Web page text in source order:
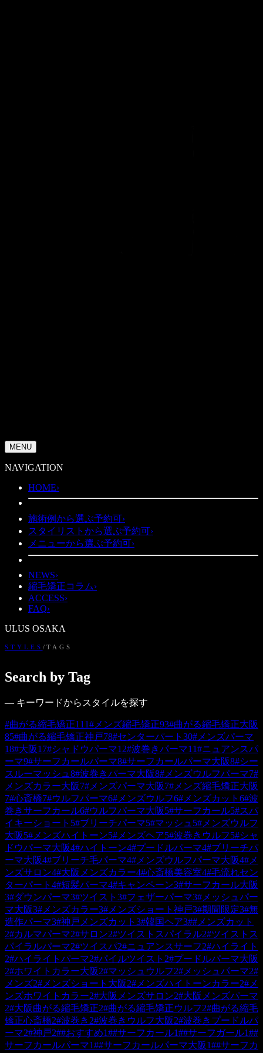
MENU
NAVIGATION
HOME›
施術例から選ぶ予約可›
スタイリストから選ぶ予約可›
メニューから選ぶ予約可›
NEWS›
縮毛矯正コラム›
ACCESS›
FAQ›
ULUS OSAKA
STYLES /TAGS
Search by Tag
― キーワードからスタイルを探す
#曲がる縮毛矯正111# メンズ縮毛矯正93#曲がる縮毛矯正大阪
85#曲がる縮毛矯正神戸78#センターパート 30# メンズパーマ
18#大阪17#シャドウパーマ12#波巻きパーマ11#ニュアンスパ
ーマ9#サーフカールパーマ8#サーフカールパーマ大阪8#シー
スルーマッシュ 8#波巻きパーマ大阪8# メンズウルフパーマ7#
メンズカラー大阪7# メンズパーマ大阪7# メンズ縮毛矯正大阪
7#心斎橋7#ウルフパーマ6# メンズウルフ6# メンズカット 6#波
巻きサーフカール6#ウルフパーマ大阪5#サーフカール5#スパ
イキーショート 5#ブリーチパーマ5#マッシュ 5# メンズウルフ
大阪5# メンズハイトーン5# メンズヘア5#波巻きウルフ5#シャ
ドウパーマ大阪4#ハイトーン4#プードルパーマ4#ブリーチパ
ーマ大阪4#ブリーチ毛パーマ4# メンズウルフパーマ大阪4# メ
ンズサロン4#大阪メンズカラー4#心斎橋美容室4#毛流れセン
ターパート 4#短髪パーマ4#キャンペーン3#サーフカール大阪
3#ダウンパーマ3#ツイスト 3#フェザーパーマ3# メッシュパー
マ大阪3# メンズカラー3# メンズショート神戸3#期間限定3#無
造作パーマ3#神戸メンズカット 3#韓国ヘア3##メンズカット
2#カルマパーマ2#サロン2#ツイストスパイラル2#ツイストス
パイラルパーマ2#ツイスパ2#ニュアンスサーフ2#ハイライト
2#ハイライトパーマ2#パイルツイスト 2#プードルパーマ大阪
2#ホワイトカラー大阪2#マッシュウルフ2# メッシュパーマ2#
メンズ2# メンズショート大阪2# メンズハイトーンカラー2# メ
ンズホワイトカラー2#大阪メンズサロン2#大阪メンズパーマ
2#大阪曲がる縮毛矯正2#曲がる縮毛矯正ウルフ2#曲がる縮毛
矯正心斎橋2#波巻き 2#波巻きウルフ大阪2#波巻きプードルパ
ーマ2#神戸2##おすすめ1##サーフカール1##サーフガール1##
サーフカールパーマ1##サーフカールパーマ大阪1##サーフカ